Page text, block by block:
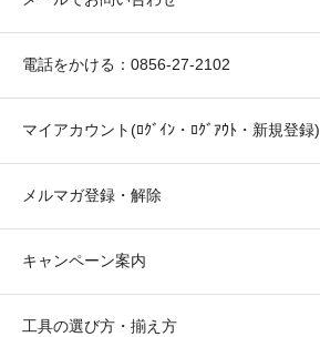
電話をかける：0856-27-2102
マイアカウント(ﾛｸﾞｲﾝ・ﾛｸﾞｱｳﾄ・新規登録)
メルマガ登録・解除
キャンペーン案内
工具の選び方・揃え方